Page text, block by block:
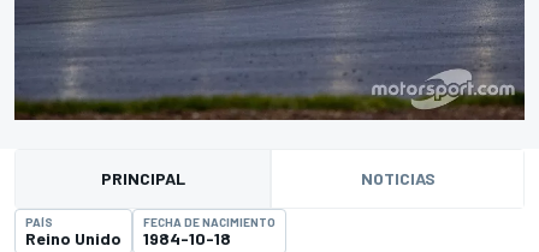
PRINCIPAL NOTICIAS
PAÍS
Reino Unido
FECHA DE NACIMIENTO
1984-10-18